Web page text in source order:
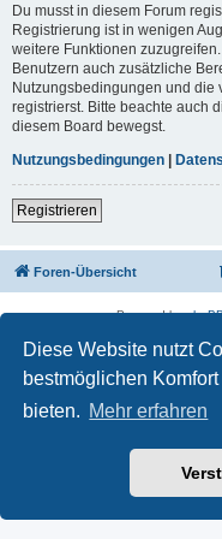
Diese Website nutzt
bestmöglichen
bieten. Mehr erfahren
Du musst in diesem Forum
Registrierung ist in wenigen
weitere Funktionen
Benutzern auch zusätzliche
Nutzungsbedingungen und die
registrierst. Bitte beachte auch
diesem Board bewegst.
Nutzungsbedingungen |
Registrieren
Foren-Übersicht
Powered by